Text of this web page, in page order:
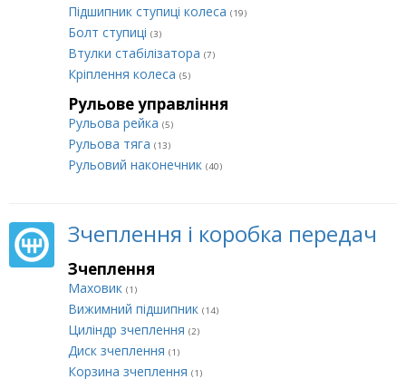
Підшипник ступиці колеса (19)
Болт ступиці (3)
Втулки стабілізатора (7)
Кріплення колеса (5)
Рульове управління
Рульова рейка (5)
Рульова тяга (13)
Рульовий наконечник (40)
Зчеплення і коробка передач
Зчеплення
Маховик (1)
Вижимний підшипник (14)
Циліндр зчеплення (2)
Диск зчеплення (1)
Корзина зчеплення (1)